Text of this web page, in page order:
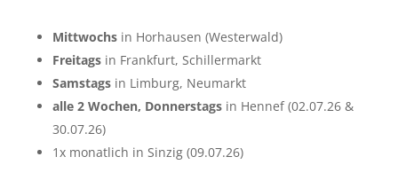
Mittwochsin Horhausen (Westerwald)
Freitagsin Frankfurt, Schillermarkt
Samstagsin Limburg, Neumarkt
alle 2 Wochen, Donnerstagsin Hennef (02.07.26 &
30.07.26)
1x monatlich in Sinzig (09.07.26)